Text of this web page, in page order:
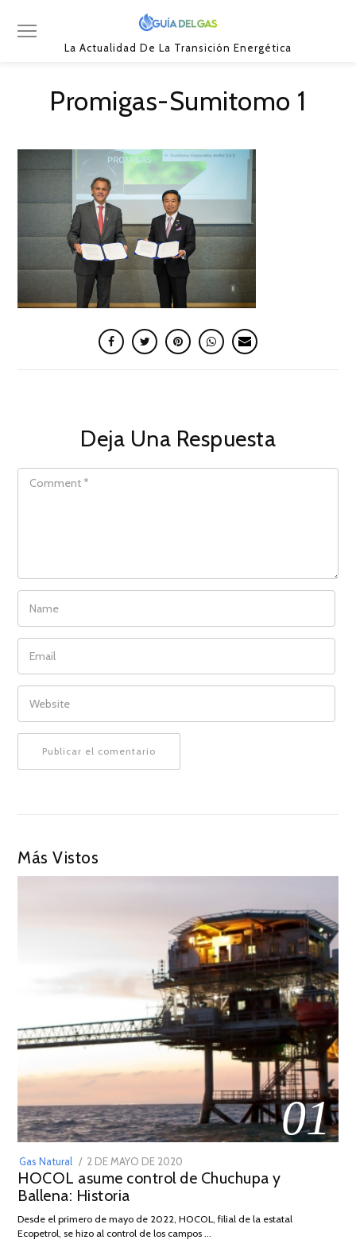
La Actualidad De La Transición Energética
Promigas-Sumitomo 1
Deja Una Respuesta
COMMENT
NAME
EMAIL
WEBSITE
Más Vistos
01
Gas Natural
POSTED
ON
2 DE MAYO DE 2020
DE
2026
HOCOL asume control de Chuchupa y
Ballena: Historia
Desde el primero de mayo de 2022, HOCOL, filial de la estatal
Ecopetrol, se hizo al control de los campos …